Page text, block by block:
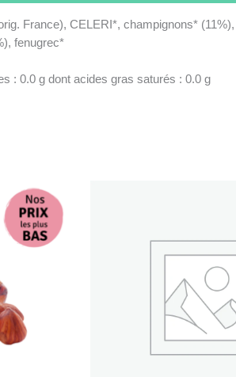
France), CELERI*, champignons*
fenugrec*
: 0.0 g dont acides gras saturés : 0.0 g